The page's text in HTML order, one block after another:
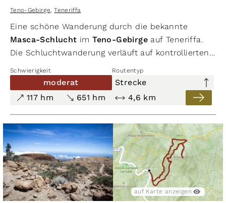
Teno-Gebirge Teneriffa
Eine schöne Wanderung durch die bekannte
Masca-Schlucht imTeno-Gebirgeauf Teneriffa.
Die Schluchtwanderung verläuft auf kontrollierten
zu den beeindruckendsten Naturwundern der Insel
Schwierigkeit Routentyp
moderat
Strecke
117 hm
651 hm 4,6 km
auf Karte anzeigen